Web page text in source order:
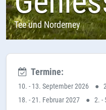
Tee und Norderney
Termine:
10. - 13. September 2026 ●
18. - 21. Februar 2027
● 2. -